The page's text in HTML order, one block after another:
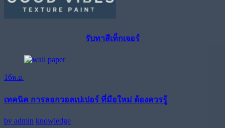
รับทาสีเท็กเจอร์
16พ.ย.
เทคนิค การลอกวอลเปเปอร์ ที่มือใหม่ ต้องควรรู้
by admin knowledge